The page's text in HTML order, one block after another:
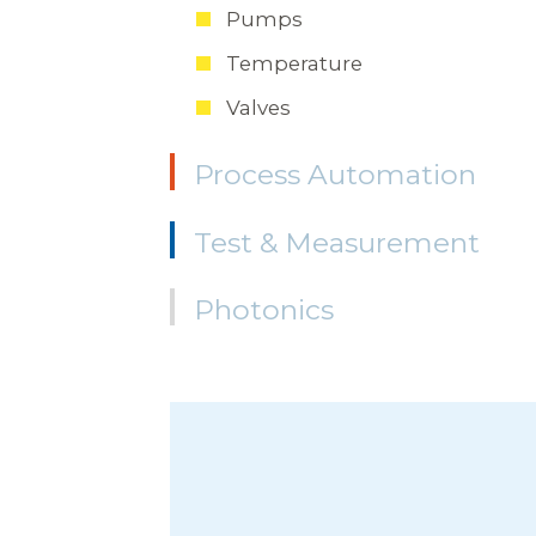
Pumps
Temperature
Valves
Process Automation
Test & Measurement
Photonics